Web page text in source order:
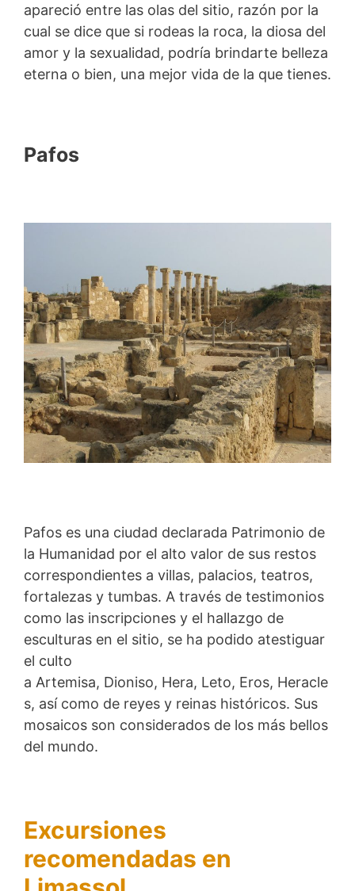
apareció entre las olas del sitio, razón por la
cual se dice que si rodeas la roca, la diosa del
amor y la sexualidad, podría brindarte belleza
eterna o bien, una mejor vida de la que tienes.
Pafos
Pafos es una ciudad declarada Patrimonio de
la Humanidad por el alto valor de sus restos
correspondientes a villas, palacios, teatros,
fortalezas y tumbas. A través de testimonios
como las inscripciones y el hallazgo de
esculturas en el sitio, se ha podido atestiguar
el culto
a Artemisa, Dioniso, Hera, Leto, Eros, Heracle
s, así como de reyes y reinas históricos. Sus
mosaicos son considerados de los más bellos
del mundo.
Excursiones
recomendadas en